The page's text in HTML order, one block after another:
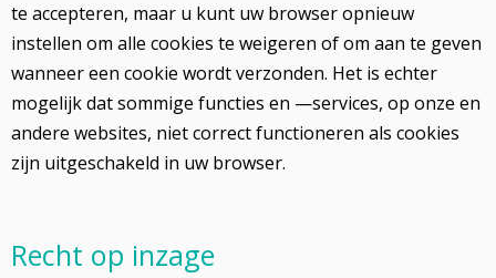
te accepteren, maar u kunt uw browser opnieuw
instellen om alle cookies te weigeren of om aan te geven
wanneer een cookie wordt verzonden. Het is echter
mogelijk dat sommige functies en —services, op onze en
andere websites, niet correct functioneren als cookies
zijn uitgeschakeld in uw browser.
Recht op inzage